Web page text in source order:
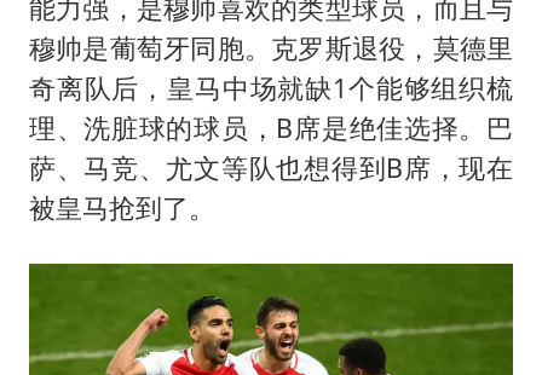
能力强，是穆帅喜欢的类型球员，而且与
穆帅是葡萄牙同胞。克罗斯退役，莫德里
奇离队后，皇马中场就缺1个能够组织梳
理、洗脏球的球员，B席是绝佳选择。巴
萨、马竞、尤文等队也想得到B席，现在
被皇马抢到了。